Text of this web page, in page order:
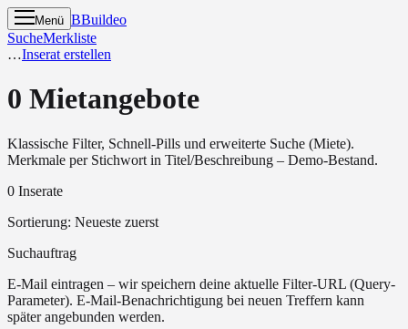
Menü BBuildeo
SucheMerkliste
…Inserat erstellen
0 Mietangebote
Klassische Filter, Schnell-Pills und erweiterte Suche (Miete).
Merkmale per Stichwort in Titel/Beschreibung – Demo-Bestand.
0 Inserate
Sortierung: Neueste zuerst
Suchauftrag
E-Mail eintragen – wir speichern deine aktuelle Filter-URL (Query-
Parameter). E-Mail-Benachrichtigung bei neuen Treffern kann
später angebunden werden.